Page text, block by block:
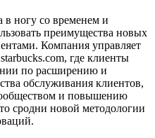
в ногу со временем и
преимущества новых
Компания управляет
где клиенты
по расширению и
обслуживания клиентов,
и повышению
сродни новой методологии